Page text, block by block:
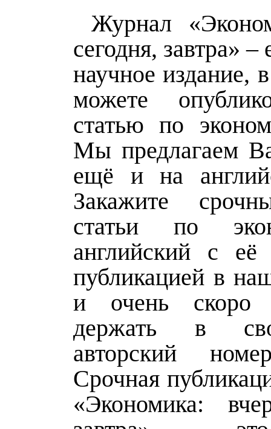
Журнал
сегодня, завтра»
научное издание,
можете
статью по
Мы предлагаем
ещё и на
Закажите
статьи по
английский с её
публикацией в
и очень скоро
держать в
авторский
Срочная
«Экономика: